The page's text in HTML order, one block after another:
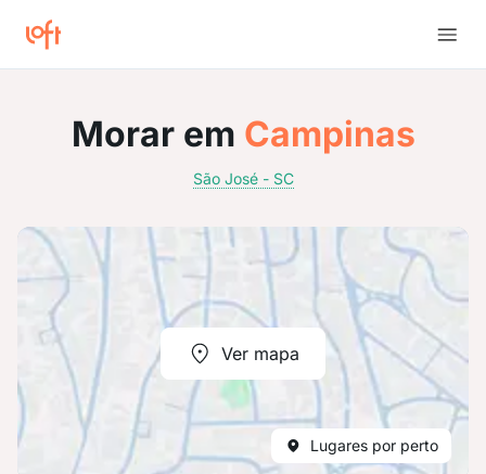
Morar em Campinas
São José - SC
Ver mapa
Lugares por perto